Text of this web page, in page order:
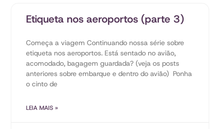
Etiqueta nos aeroportos (parte 3)
Começa a viagem Continuando nossa série sobre
etiqueta nos aeroportos. Está sentado no avião,
acomodado, bagagem guardada? (veja os posts
anteriores sobre embarque e dentro do avião) Ponha
o cinto de
LEIA MAIS »